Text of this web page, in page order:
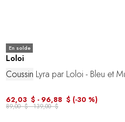
En solde
Loloi
Coussin Lyra par Loloi - Bleu et
62,03 $ - 96,88 $ (-30 %)
89,00 $ - 139,00 $